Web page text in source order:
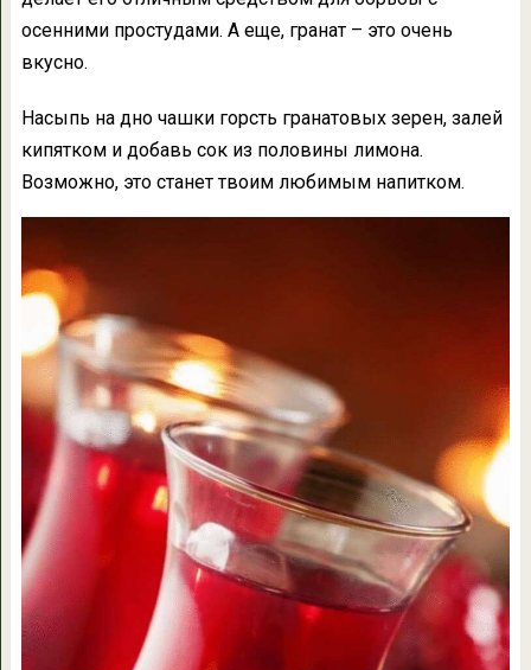
осенними простудами. А еще, гранат – это очень
вкусно.
Насыпь на дно чашки горсть гранатовых зерен, залей
кипятком и добавь сок из половины лимона.
Возможно, это станет твоим любимым напитком.